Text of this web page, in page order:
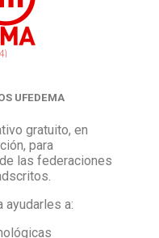
UFEDEMA
gratuito, en
para
las federaciones
ayudarles a: